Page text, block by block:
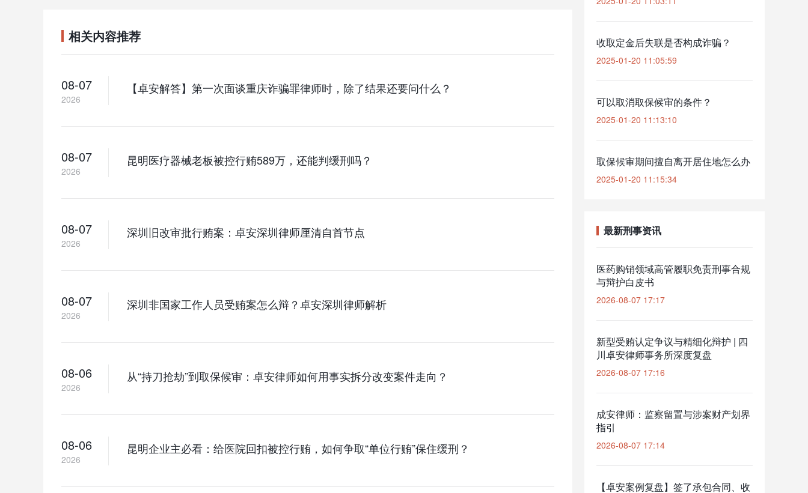
相关内容推荐
08-07
2026
【卓安解答】第一次面谈重庆诈骗罪律师时，除了结果还要问什么？
08-07
2026
昆明医疗器械老板被控行贿589万，还能判缓刑吗？
08-07
2026
深圳旧改审批行贿案：卓安深圳律师厘清自首节点
08-07
2026
深圳非国家工作人员受贿案怎么辩？卓安深圳律师解析
08-06
2026
从“持刀抢劫”到取保候审：卓安律师如何用事实拆分改变案件走向？
08-06
2026
昆明企业主必看：给医院回扣被控行贿，如何争取“单位行贿”保住缓刑？
收取定金后失联是否构成诈骗？
2025-01-20 11:05:59
可以取消取保候审的条件？
2025-01-20 11:13:10
取保候审期间擅自离开居住地怎么办
2025-01-20 11:15:34
最新刑事资讯
医药购销领域高管履职免责刑事合规
与辩护白皮书
2026-08-07 17:17
新型受贿认定争议与精细化辩护 | 四
川卓安律师事务所深度复盘
2026-08-07 17:16
成安律师：监察留置与涉案财产划界
指引
2026-08-07 17:14
【卓安案例复盘】签了承包合同、收